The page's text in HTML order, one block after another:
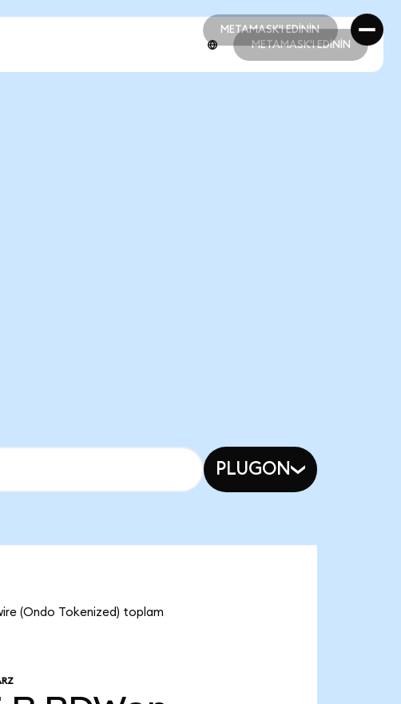
METAMASK'I EDİNİN
METAMASK'I EDİNİN
METAMASK'I EDİNİN
PLUGON
(Ondo Tokenized) toplam